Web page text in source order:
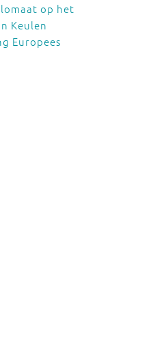
op het
Keulen
Europees